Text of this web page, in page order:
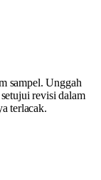
sampel. Unggah
revisi dalam
terlacak.